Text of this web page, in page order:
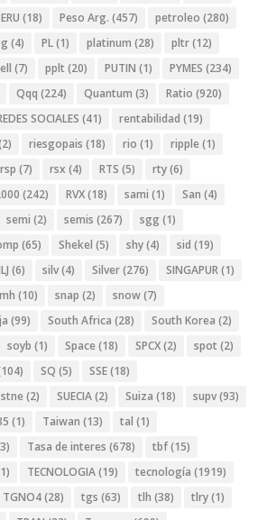
(18) Peso Arg. (457) petroleo (280)
(4) PL(1) platinum (28) pltr(12)
(7) pplt (20) PUTIN (1) PYMES (234)
Qqq (224) Quantum (3) Ratio (920)
SOCIALES (41) rentabilidad (19)
riesgopais (18) rio (1) ripple (1)
rsp (7) rsx (4) RTS (5) rty(6)
(242) RVX(18) sami (1) San (4)
semi (2) semis (267) sgg (1)
(65) Shekel (5) shy(4) sid (19)
(6) silv(4) Silver(276) SINGAPUR(1)
(10) snap (2) snow(7)
(99) South Africa (28) South Korea (2)
soyb (1) Space (18) SPCX(2) spot (2)
SQ (5) SSE(18)
stne (2) SUECIA(2) Suiza (18) supv(93)
(1) Taiwan (13) tal (1)
Tasa de interes (678) tbf(15)
TECNOLOGIA(19) tecnología (1919)
TGNO4(28) tgs (63) tlh (38) tlry(1)